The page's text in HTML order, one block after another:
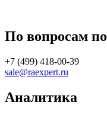
По вопросам
+7 (499) 418-00-39
sale@raexpert.ru
Аналитика